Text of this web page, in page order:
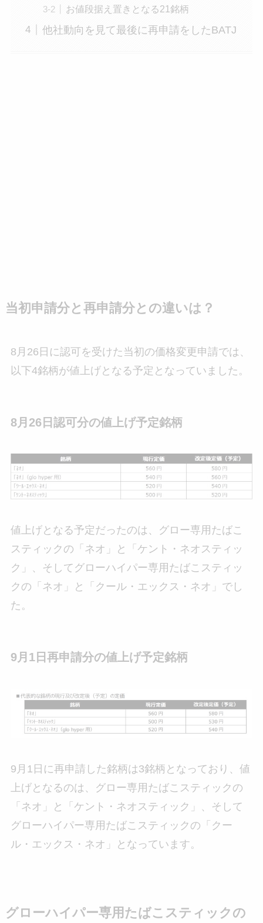
お値段据え置きとなる21銘柄
他社動向を見て最後に再申請をしたBATJ
当初申請分と再申請分との違いは？
8月26日に認可を受けた当初の価格変更申請では、
以下4銘柄が値上げとなる予定となっていました。
8月26日認可分の値上げ予定銘柄
値上げとなる予定だったのは、グロー専用たばこ
スティックの「ネオ」と「ケント・ネオスティッ
ク」、そしてグローハイパー専用たばこスティッ
クの「ネオ」と「クール・エックス・ネオ」でし
た。
9月1日再申請分の値上げ予定銘柄
9月1日に再申請した銘柄は3銘柄となっており、値
上げとなるのは、グロー専用たばこスティックの
「ネオ」と「ケント・ネオスティック」、そして
グローハイパー専用たばこスティックの「クー
ル・エックス・ネオ」となっています。
グローハイパー専用たばこスティックの